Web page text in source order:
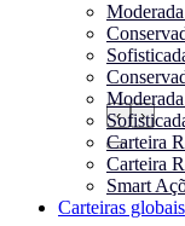
‹ ›
Carteira
Carteira
Smart
Carteiras globais